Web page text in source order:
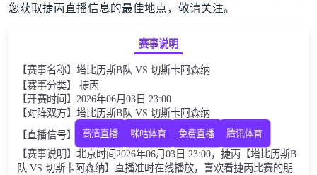
您获取捷丙直播信息的最佳地点，敬请关注。
赛事说明
【赛事名称】塔比历斯B队 VS 切斯卡阿森纳
【赛事分类】 捷丙
【开赛时间】2026年06月03日 23:00
【对阵双方】塔比历斯B队 VS 切斯卡阿森纳
【直播信号】
高清直播 咪咕体育 免费直播 腾讯体育
【赛事说明】北京时间2026年06月03日 23:00，捷丙【塔比历斯B
队 VS 切斯卡阿森纳】直播准时在线播放，喜欢看捷丙比赛的朋